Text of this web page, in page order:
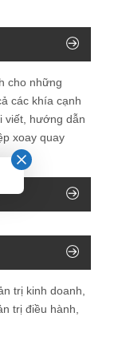
cho những
các khía cạnh
viết, hướng dẫn
xoay quay
trị kinh doanh,
trị điều hành,